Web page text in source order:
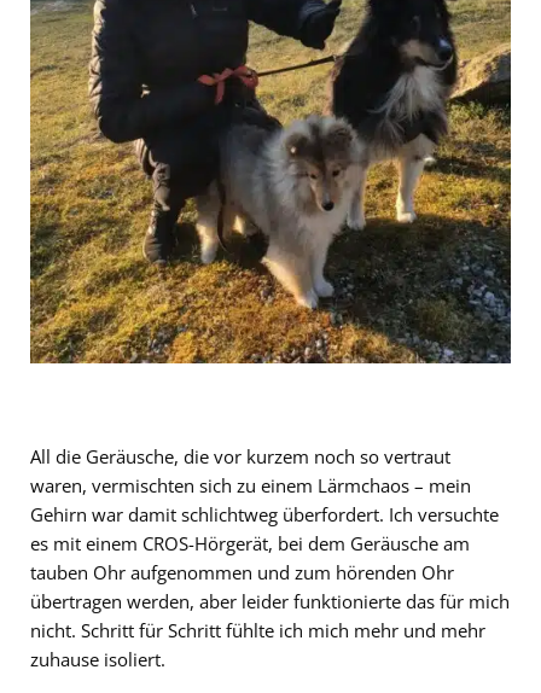
All die Geräusche, die vor kurzem noch so vertraut
waren, vermischten sich zu einem Lärmchaos – mein
Gehirn war damit schlichtweg überfordert. Ich versuchte
es mit einem CROS-Hörgerät, bei dem Geräusche am
tauben Ohr aufgenommen und zum hörenden Ohr
übertragen werden, aber leider funktionierte das für mich
nicht. Schritt für Schritt fühlte ich mich mehr und mehr
zuhause isoliert.